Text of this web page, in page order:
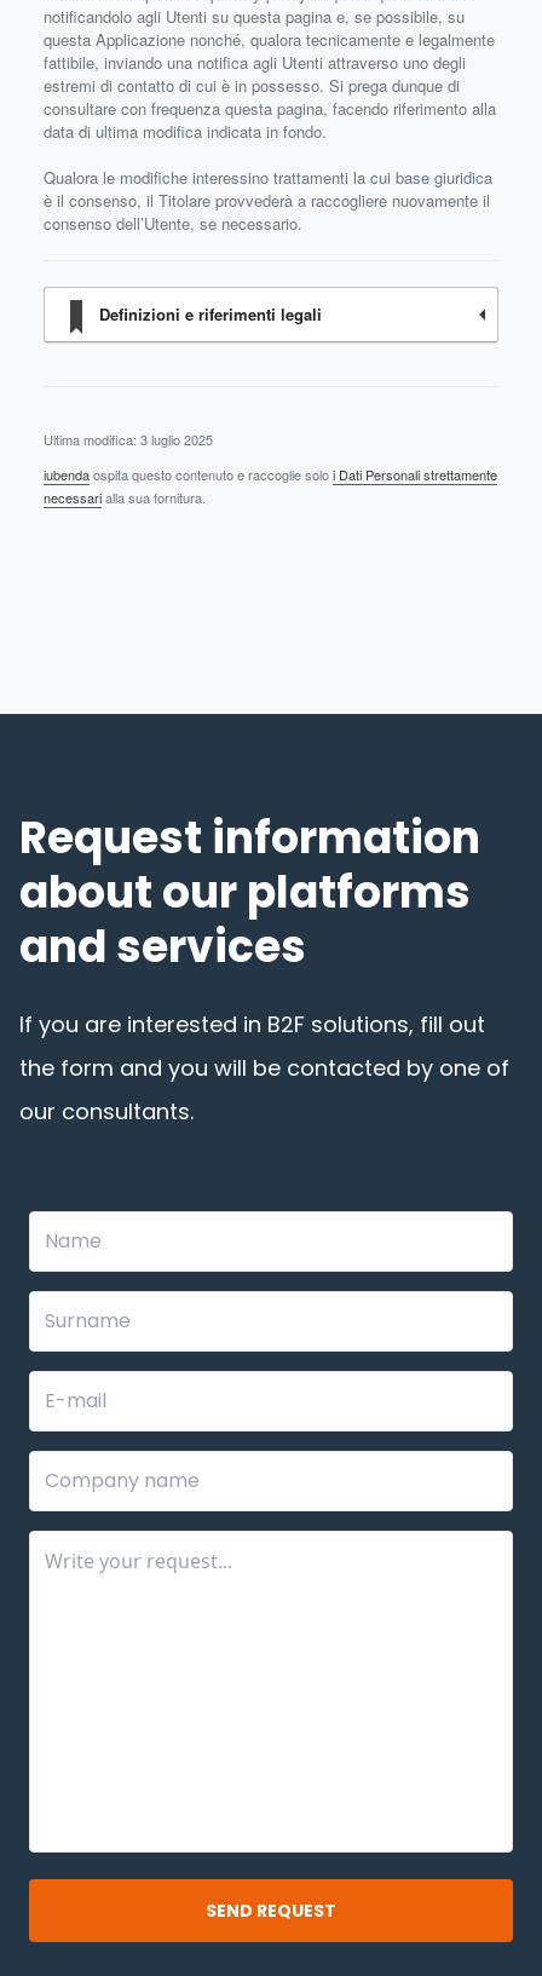
notificandolo agli Utenti su questa pagina e, se possibile, su
questa Applicazione nonché, qualora tecnicamente e legalmente
fattibile, inviando una notifica agli Utenti attraverso uno degli
estremi di contatto di cui è in possesso. Si prega dunque di
consultare con frequenza questa pagina, facendo riferimento alla
data di ultima modifica indicata in fondo.
Qualora le modifiche interessino trattamenti la cui base giuridica
è il consenso, il Titolare provvederà a raccogliere nuovamente il
consenso dell’Utente, se necessario.
Definizioni e riferimenti legali
Ultima modifica: 3 luglio 2025
iubendaospita questo contenuto e raccoglie soloi Dati Personali strettamente
necessarialla sua fornitura.
Request information
about our platforms
and services
If you are interested in B2F solutions, fill out
the form and you will be contacted by one of
our consultants.
Leave
this
field
blank